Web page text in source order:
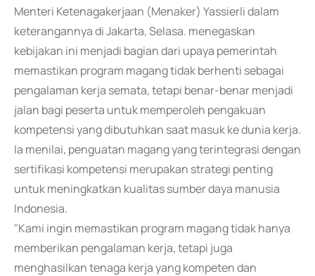
Menteri Ketenagakerjaan (Menaker) Yassierli dalam
keterangannya di Jakarta, Selasa. menegaskan
kebijakan ini menjadi bagian dari upaya pemerintah
memastikan program magang tidak berhenti sebagai
pengalaman kerja semata, tetapi benar-benar menjadi
jalan bagi peserta untuk memperoleh pengakuan
kompetensi yang dibutuhkan saat masuk ke dunia kerja.
Ia menilai, penguatan magang yang terintegrasi dengan
sertifikasi kompetensi merupakan strategi penting
untuk meningkatkan kualitas sumber daya manusia
Indonesia.
"Kami ingin memastikan program magang tidak hanya
memberikan pengalaman kerja, tetapi juga
menghasilkan tenaga kerja yang kompeten dan